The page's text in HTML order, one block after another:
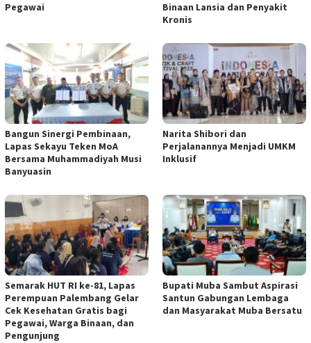
Pegawai
Binaan Lansia dan Penyakit
Kronis
Bangun Sinergi Pembinaan,
Lapas Sekayu Teken MoA
Bersama Muhammadiyah Musi
Banyuasin
Narita Shibori dan
Perjalanannya Menjadi UMKM
Inklusif
Semarak HUT RI ke-81, Lapas
Perempuan Palembang Gelar
Cek Kesehatan Gratis bagi
Pegawai, Warga Binaan, dan
Pengunjung
Bupati Muba Sambut Aspirasi
Santun Gabungan Lembaga
dan Masyarakat Muba Bersatu